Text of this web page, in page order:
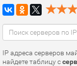
IP адреса серверов
найдете таблицу с